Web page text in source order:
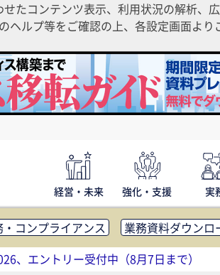
たコンテンツ表示、利用状況の解析、
ヘルプ等をご確認の上、各設定画面よ
経営・未来 強化・支援 実
・コンプライアンス
業務資料ダウンロ
コミュニケーション活性化
FM・オフ
アウトソーシング・BPO
調査・レ
、エントリー受付中（8月7日まで）